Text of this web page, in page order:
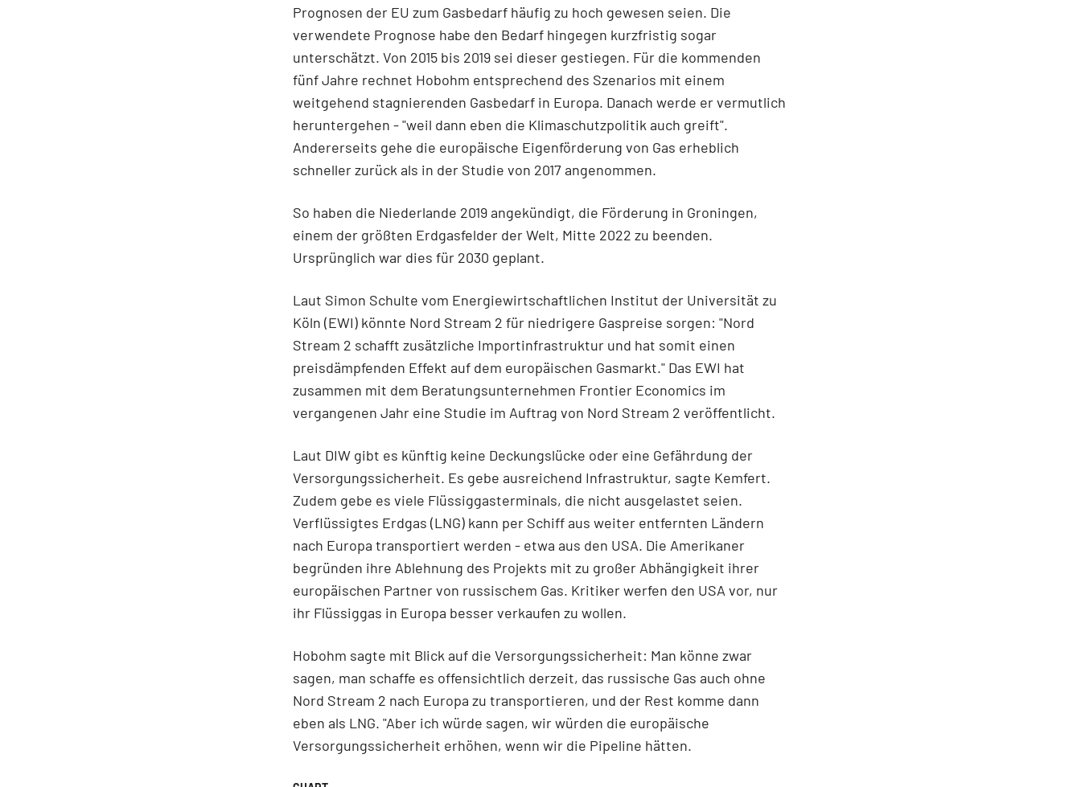
Prognosen der EU zum Gasbedarf häufig zu hoch gewesen seien. Die
verwendete Prognose habe den Bedarf hingegen kurzfristig sogar
unterschätzt. Von 2015 bis 2019 sei dieser gestiegen. Für die kommenden
fünf Jahre rechnet Hobohm entsprechend des Szenarios mit einem
weitgehend stagnierenden Gasbedarf in Europa. Danach werde er vermutlich
heruntergehen - "weil dann eben die Klimaschutzpolitik auch greift".
Andererseits gehe die europäische Eigenförderung von Gas erheblich
schneller zurück als in der Studie von 2017 angenommen.
So haben die Niederlande 2019 angekündigt, die Förderung in Groningen,
einem der größten Erdgasfelder der Welt, Mitte 2022 zu beenden.
Ursprünglich war dies für 2030 geplant.
Laut Simon Schulte vom Energiewirtschaftlichen Institut der Universität zu
Köln (EWI) könnte Nord Stream 2 für niedrigere Gaspreise sorgen: "Nord
Stream 2 schafft zusätzliche Importinfrastruktur und hat somit einen
preisdämpfenden Effekt auf dem europäischen Gasmarkt." Das EWI hat
zusammen mit dem Beratungsunternehmen Frontier Economics im
vergangenen Jahr eine Studie im Auftrag von Nord Stream 2 veröffentlicht.
Laut DIW gibt es künftig keine Deckungslücke oder eine Gefährdung der
Versorgungssicherheit. Es gebe ausreichend Infrastruktur, sagte Kemfert.
Zudem gebe es viele Flüssiggasterminals, die nicht ausgelastet seien.
Verflüssigtes Erdgas (LNG) kann per Schiff aus weiter entfernten Ländern
nach Europa transportiert werden - etwa aus den USA. Die Amerikaner
begründen ihre Ablehnung des Projekts mit zu großer Abhängigkeit ihrer
europäischen Partner von russischem Gas. Kritiker werfen den USA vor, nur
ihr Flüssiggas in Europa besser verkaufen zu wollen.
Hobohm sagte mit Blick auf die Versorgungssicherheit: Man könne zwar
sagen, man schaffe es offensichtlich derzeit, das russische Gas auch ohne
Nord Stream 2 nach Europa zu transportieren, und der Rest komme dann
eben als LNG. "Aber ich würde sagen, wir würden die europäische
Versorgungssicherheit erhöhen, wenn wir die Pipeline hätten.